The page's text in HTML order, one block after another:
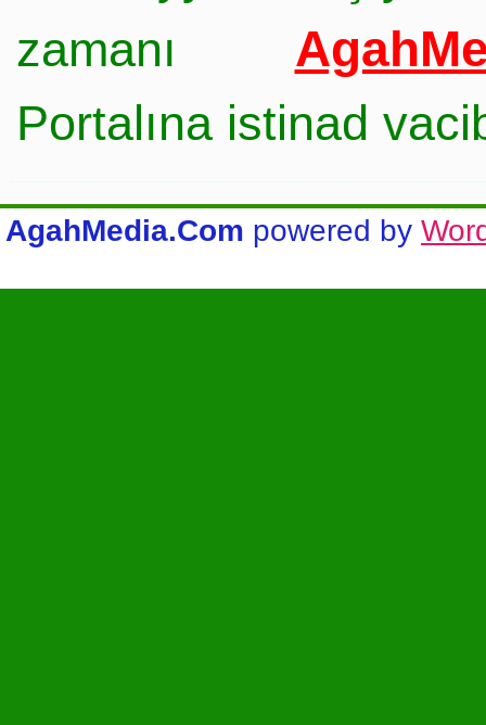
zamanı
Portalına istinad
AgahMedia.Com powered by